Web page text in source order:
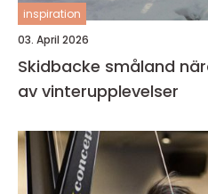
inspiration
03. April 2026
Skidbacke småland nära, familjärt och fullt
av vinterupplevelser